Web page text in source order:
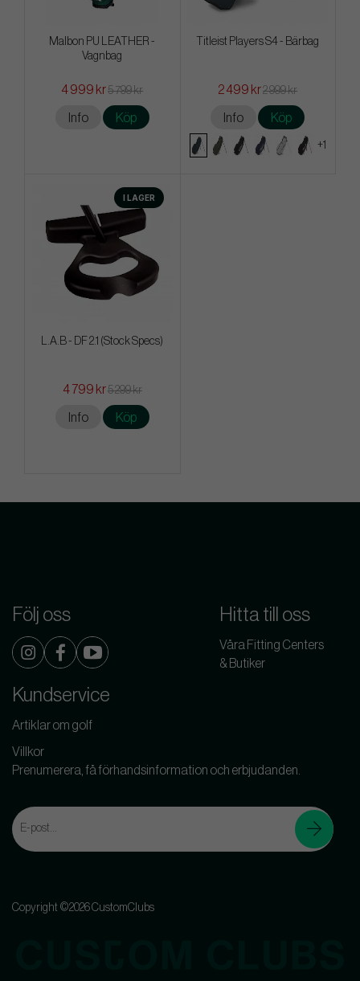
Malbon PU LEATHER -
Vagnbag
4 999 kr5 799 kr
Info Köp
Titleist Players S4 - Bärbag
2 499 kr2 999 kr
Info Köp
+1
I LAGER
L.A.B - DF 2.1 (Stock Specs)
4 799 kr5 299 kr
Info Köp
Följ oss Hitta till oss
Våra Fitting Centers
& Butiker
Kundservice
Artiklar om golf
Villkor
Prenumerera, få förhandsinformation och erbjudanden.
Copyright ©2026 CustomClubs